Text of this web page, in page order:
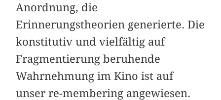
Anordnung, die
Erinnerungstheorien generierte. Die
konstitutiv und vielfältig auf
Fragmentierung beruhende
Wahrnehmung im Kino ist auf
unser re-membering angewiesen.